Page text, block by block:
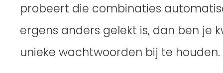
probeert die combinaties
ergens anders gelekt is, dan ben je
unieke wachtwoorden bij te houden.